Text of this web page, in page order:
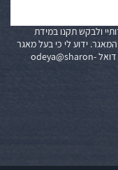
וכי מידע אודותיי יימסר
ולבקש תקנו במידת
ידוע לי כי בעל מאגר
דואלodeya@sharon-